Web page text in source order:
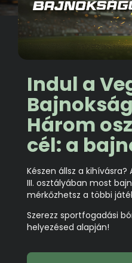
Indul a
Három
cél: a
Készen állsz a kihívásra?
III. osztályában most
mérkőzhetsz a többi
Szerezz sportfogadási
helyezésed alapján!